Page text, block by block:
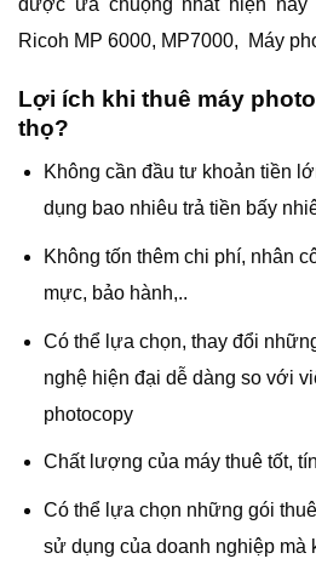
được ưa chuộng nhất hiện nay
Ricoh MP 6000, MP7000, Máy
Lợi ích khi thuê máy
thọ?
Không cần đầu tư khoản tiền
dụng bao nhiêu trả tiền bấy
Không tốn thêm chi phí, nhân
mực, bảo hành,..
Có thể lựa chọn, thay đổi
nghệ hiện đại dễ dàng so với
photocopy
Chất lượng của máy thuê tốt,
Có thể lựa chọn những gói
sử dụng của doanh nghiệp mà